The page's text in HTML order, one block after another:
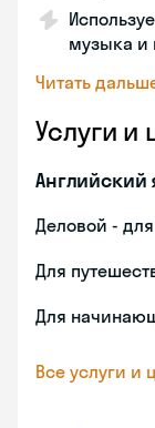
музыка и
Читать
Услуги и
Английский
Деловой -
Для
Для
Все услуги и